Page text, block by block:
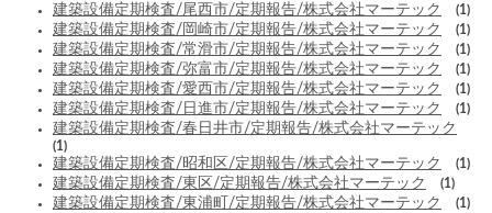
建築設備定期検査/尾西市/定期報告/株式会社マーテック (1)
建築設備定期検査/岡崎市/定期報告/株式会社マーテック (1)
建築設備定期検査/常滑市/定期報告/株式会社マーテック (1)
建築設備定期検査/弥富市/定期報告/株式会社マーテック (1)
建築設備定期検査/愛西市/定期報告/株式会社マーテック (1)
建築設備定期検査/日進市/定期報告/株式会社マーテック (1)
建築設備定期検査/春日井市/定期報告/株式会社マーテック
(1)
建築設備定期検査/昭和区/定期報告/株式会社マーテック (1)
建築設備定期検査/東区/定期報告/株式会社マーテック (1)
建築設備定期検査/東浦町/定期報告/株式会社マーテック (1)